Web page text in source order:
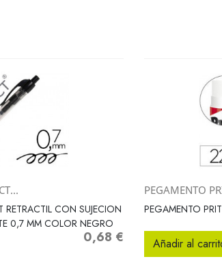
rápida
CON SUJECION
0,7 MM COLOR NEGRO
Precio
0,68 €
PEGAMENTO
PEGAMENTO
Añadir al